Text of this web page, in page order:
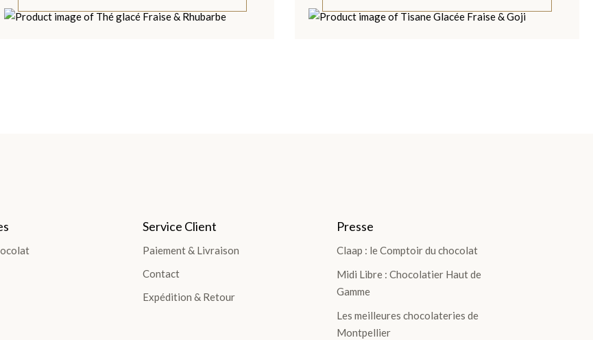
Service Client
Paiement & Livraison
Contact
Expédition & Retour
Presse
Claap : le Comptoir du chocolat
Midi Libre : Chocolatier Haut de
Gamme
Les meilleures chocolateries de
Montpellier